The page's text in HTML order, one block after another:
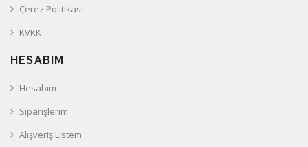
Çerez Politikası
KVKK
HESABIM
Hesabım
Siparişlerim
Alışveriş Listem